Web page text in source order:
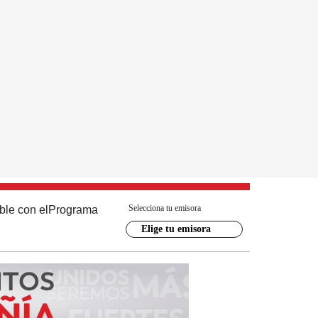
con el Programa Selecciona tu emisora
Elige tu emisora